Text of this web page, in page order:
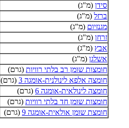
סידן (מ"ג)
ברזל (מ"ג)
מגנזיום (מ"ג)
זרחן (מ"ג)
אבץ (מ"ג)
אשלגן (מ"ג)
חומצות שומן רב בלתי רוויות (גרם)
חומצה אלפא לינולנית-אומגה 3
(גרם)
חומצה לינולאית-אומגה 6
(גרם)
חומצות שומן חד בלתי רוויות (גרם)
חומצת שומן אולאית-אומגה 9
(גרם)